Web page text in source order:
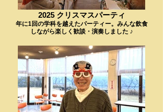
2025 クリスマスパーティ
年に1回の学科を越えたパーティー。みんな飲食
しながら楽しく歓談・演奏しました ♪